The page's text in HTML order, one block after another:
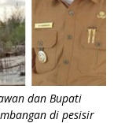
dan Bupati
di pesisir